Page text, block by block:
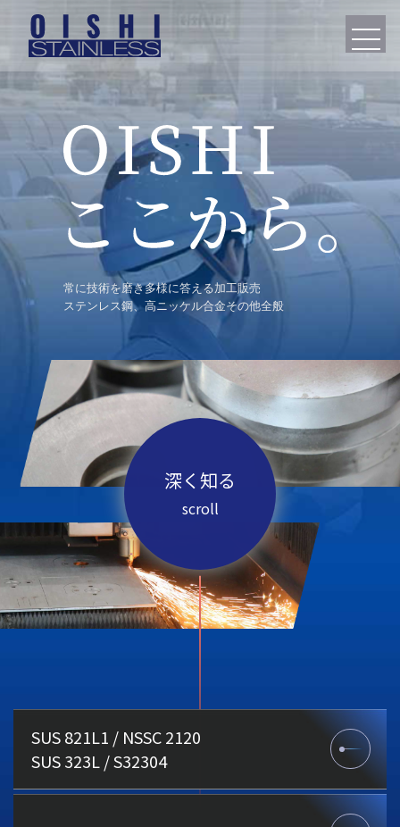
常に技術を磨き多様に答える加工販売
ステンレス鋼、高ニッケル合金その他全般
深く知る
scroll
SUS 821L1 / NSSC 2120
SUS 323L / S32304